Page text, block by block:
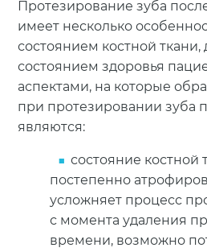
Протезирование зуба
имеет несколько
состоянием костной
состоянием здоровья
аспектами, на которые
при протезировании зуба
являются:
состояние костной
постепенно
усложняет процесс
с момента удаления
времени, возможно